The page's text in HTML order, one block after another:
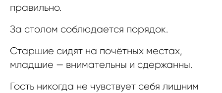
правильно.
За столом соблюдается порядок.
Старшие сидят на почётных местах,
младшие — внимательны и сдержанны.
Гость никогда не чувствует себя лишним